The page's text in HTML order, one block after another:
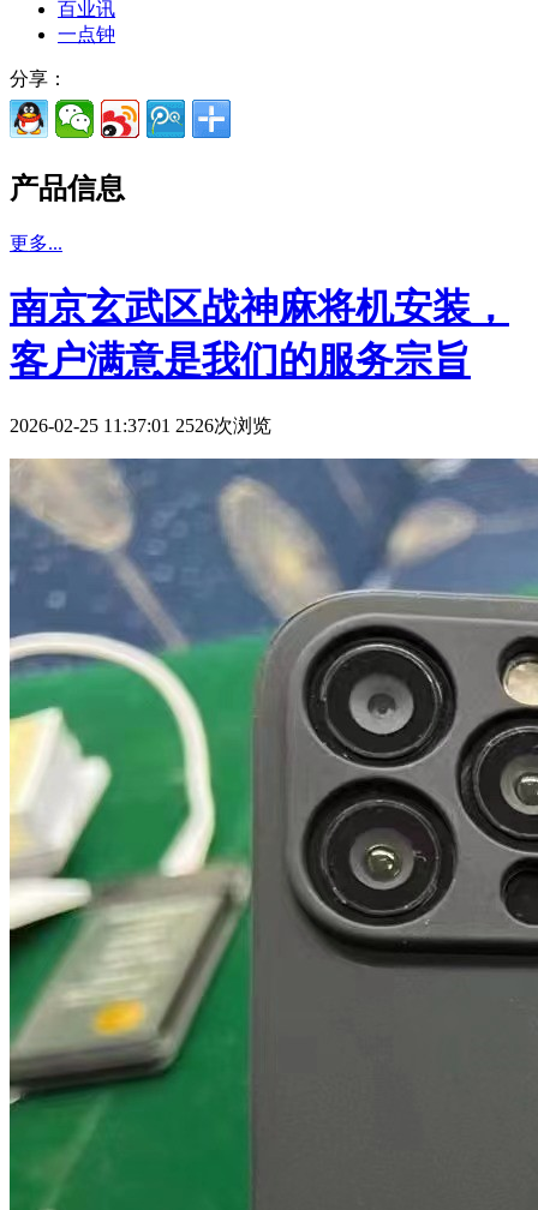
百业讯
一点钟
分享：
产品信息
更多...
南京玄武区战神麻将机安装，
客户满意是我们的服务宗旨
2026-02-25 11:37:01 2526次浏览